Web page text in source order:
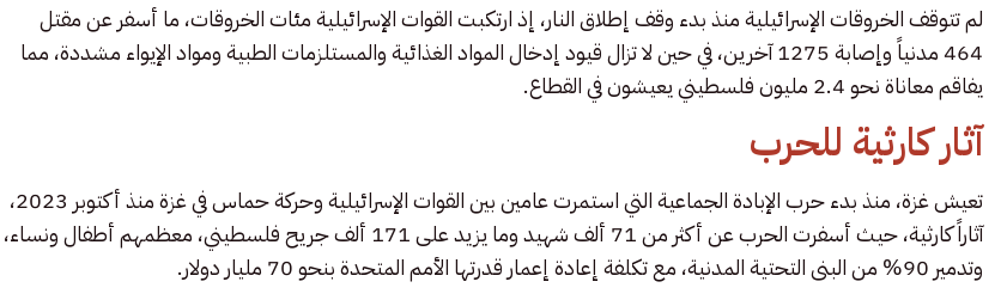
لم تتوقف الخروقات الإسرائيلية منذ بدء وقف إطلاق النار، إذ ارتكبت القوات الإسرائيلية مئات الخروقات، ما أسفر عن مقتل
464 مدنياً وإصابة 1275 آخرين، في حين لا تزال قيود إدخال المواد الغذائية والمستلزمات الطبية ومواد الإيواء مشددة، مما
يفاقم معاناة نحو 2.4 مليون فلسطيني يعيشون في القطاع.
آثار كارثية للحرب
تعيش غزة، منذ بدء حرب الإبادة الجماعية التي استمرت عامين بين القوات الإسرائيلية وحركة حماس في غزة منذ أكتوبر 2023،
آثاراً كارثية، حيث أسفرت الحرب عن أكثر من 71 ألف شهيد وما يزيد على 171 ألف جريح فلسطيني، معظمهم أطفال ونساء،
وتدمير 90% من البنى التحتية المدنية، مع تكلفة إعادة إعمار قدرتها الأمم المتحدة بنحو 70 مليار دولار.